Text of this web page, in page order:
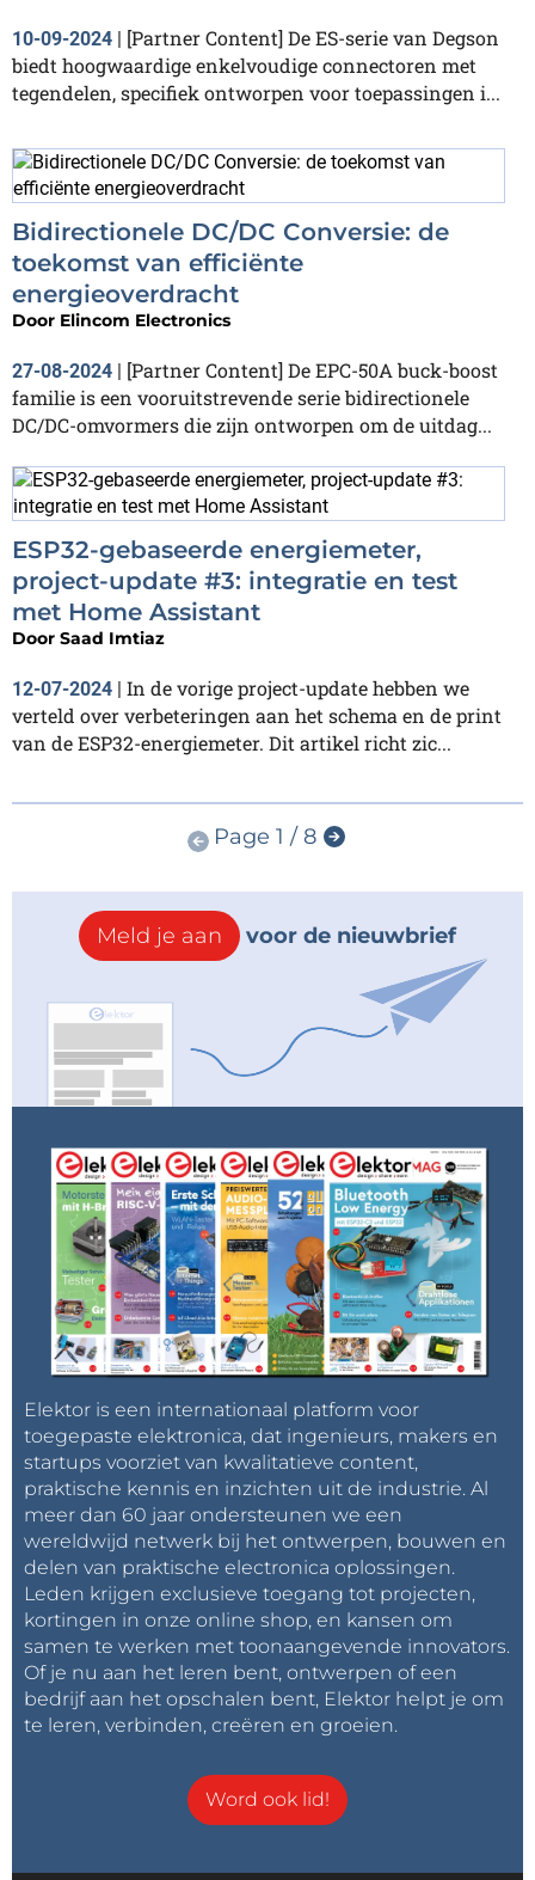
10-09-2024
[Partner Content] De ES-serie van Degson
biedt hoogwaardige enkelvoudige connectoren met
tegendelen, specifiek ontworpen voor toepassingen i...
Bidirectionele DC/DC Conversie: de
toekomst van efficiënte
energieoverdracht
Door Elincom Electronics
27-08-2024
[Partner Content] De EPC-50A buck-boost
familie is een vooruitstrevende serie bidirectionele
DC/DC-omvormers die zijn ontworpen om de uitdag...
ESP32-gebaseerde energiemeter,
project-update #3: integratie en test
met Home Assistant
Door Saad Imtiaz
12-07-2024
In de vorige project-update hebben we
verteld over verbeteringen aan het schema en de print
van de ESP32-energiemeter. Dit artikel richt zic...
Page 1 / 8
Meld je aan voor de nieuwbrief
Elektor is een internationaal platform voor
toegepaste elektronica, dat ingenieurs, makers en
startups voorziet van kwalitatieve content,
praktische kennis en inzichten uit de industrie. Al
meer dan 60 jaar ondersteunen we een
wereldwijd netwerk bij het ontwerpen, bouwen en
delen van praktische electronica oplossingen.
Leden krijgen exclusieve toegang tot projecten,
kortingen in onze online shop, en kansen om
samen te werken met toonaangevende innovators.
Of je nu aan het leren bent, ontwerpen of een
bedrijf aan het opschalen bent, Elektor helpt je om
te leren, verbinden, creëren en groeien.
Word ook lid!